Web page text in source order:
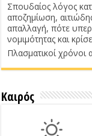
Σπουδαίος λόγος
αποζημίωση,
απαλλαγή, πότε
νομιμότητας και
Πλασματικοί χρόνοι
Καιρός